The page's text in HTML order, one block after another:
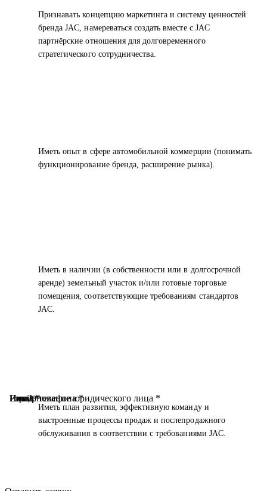
Признавать концепцию маркетинга и систему ценностей
бренда JAC, намереваться создать вместе с JAC
партнёрские отношения для долговременного
стратегического сотрудничества.
Иметь опыт в сфере автомобильной коммерции (понимать
функционирование бренда, расширение рынка).
Иметь в наличии (в собственности или в долгосрочной
аренде) земельный участок и/или готовые торговые
помещения, соответствующие требованиям стандартов
JAC.
Иметь план развития, эффективную команду и
выстроенные процессы продаж и послепродажного
обслуживания в соответствии с требованиями JAC.
Наименование юридического лица *
Имя *
Город *
Email *
Номер телефона *